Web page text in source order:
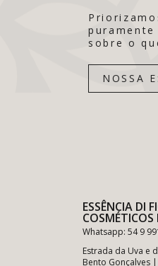
puramente
sobre o
NOSSA
ESSÊNCIA DI
Whatsapp: 54 9
Estrada da Uva e
Bento Gonçalves |